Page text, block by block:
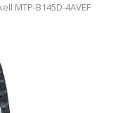
MTP-B145D-4AVEF